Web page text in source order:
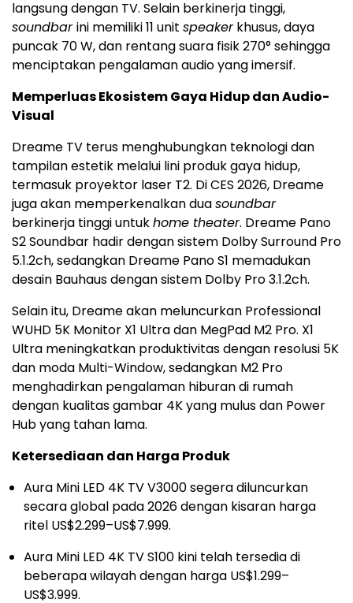
langsung dengan TV. Selain berkinerja tinggi,
soundbarini memiliki 11 unit speakerkhusus, daya
puncak 70 W, dan rentang suara fisik 270° sehingga
menciptakan pengalaman audio yang imersif.
Memperluas Ekosistem Gaya Hidup dan Audio-
Visual
Dreame TV terus menghubungkan teknologi dan
tampilan estetik melalui lini produk gaya hidup,
termasuk proyektor laser T2. Di CES 2026, Dreame
juga akan memperkenalkan duasoundbar
berkinerja tinggi untukhome theater. Dreame Pano
S2 Soundbar hadir dengan sistem Dolby Surround Pro
5.1.2ch, sedangkan Dreame PanoS1 memadukan
desain Bauhaus dengan sistem Dolby Pro 3.1.2ch.
Selain itu, Dreame akan meluncurkan Professional
WUHD 5K Monitor X1 Ultra dan MegPad M2 Pro. X1
Ultra meningkatkan produktivitas dengan resolusi 5K
dan moda Multi-Window, sedangkan M2 Pro
menghadirkan pengalaman hiburan di rumah
dengan kualitas gambar 4Kyang mulus dan Power
Hub yang tahan lama.
Ketersediaan dan Harga Produk
Aura Mini LED 4K TV V3000 segera diluncurkan
secara global pada 2026 dengan kisaran harga
ritel US$2.299–US$7.999.
Aura Mini LED 4K TV S100 kini telah tersedia di
beberapa wilayah dengan harga US$1.299–
US$3.999.